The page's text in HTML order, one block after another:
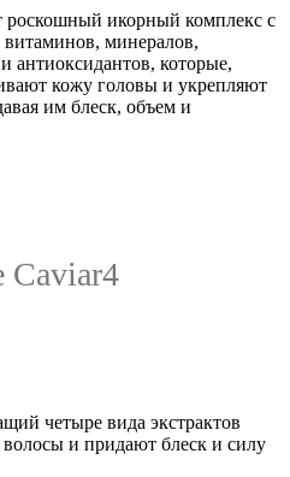
роскошный икорный комплекс с
минералов,
которые,
кожу головы и укрепляют
им блеск, объем и
четыре вида экстрактов
и придают блеск и силу